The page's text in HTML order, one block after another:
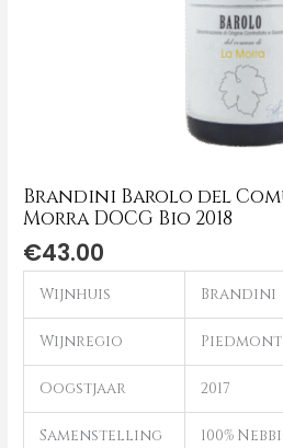
Brandini Barolo del
Morra DOCG Bio 2018
€43.00
Wijnhuis Brandini
Wijnregio Piedmont
Oogstjaar 2017
Samenstelling 100%